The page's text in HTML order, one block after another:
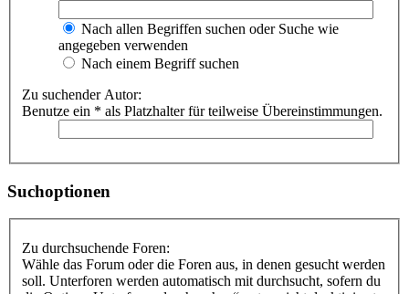
Nach allen Begriffen suchen oder Suche wie
angegeben verwenden
Nach einem Begriff suchen
Zu suchender Autor:
Benutze ein * als Platzhalter für teilweise Übereinstimmungen.
Suchoptionen
Zu durchsuchende Foren:
Wähle das Forum oder die Foren aus, in denen gesucht werden
soll. Unterforen werden automatisch mit durchsucht, sofern du